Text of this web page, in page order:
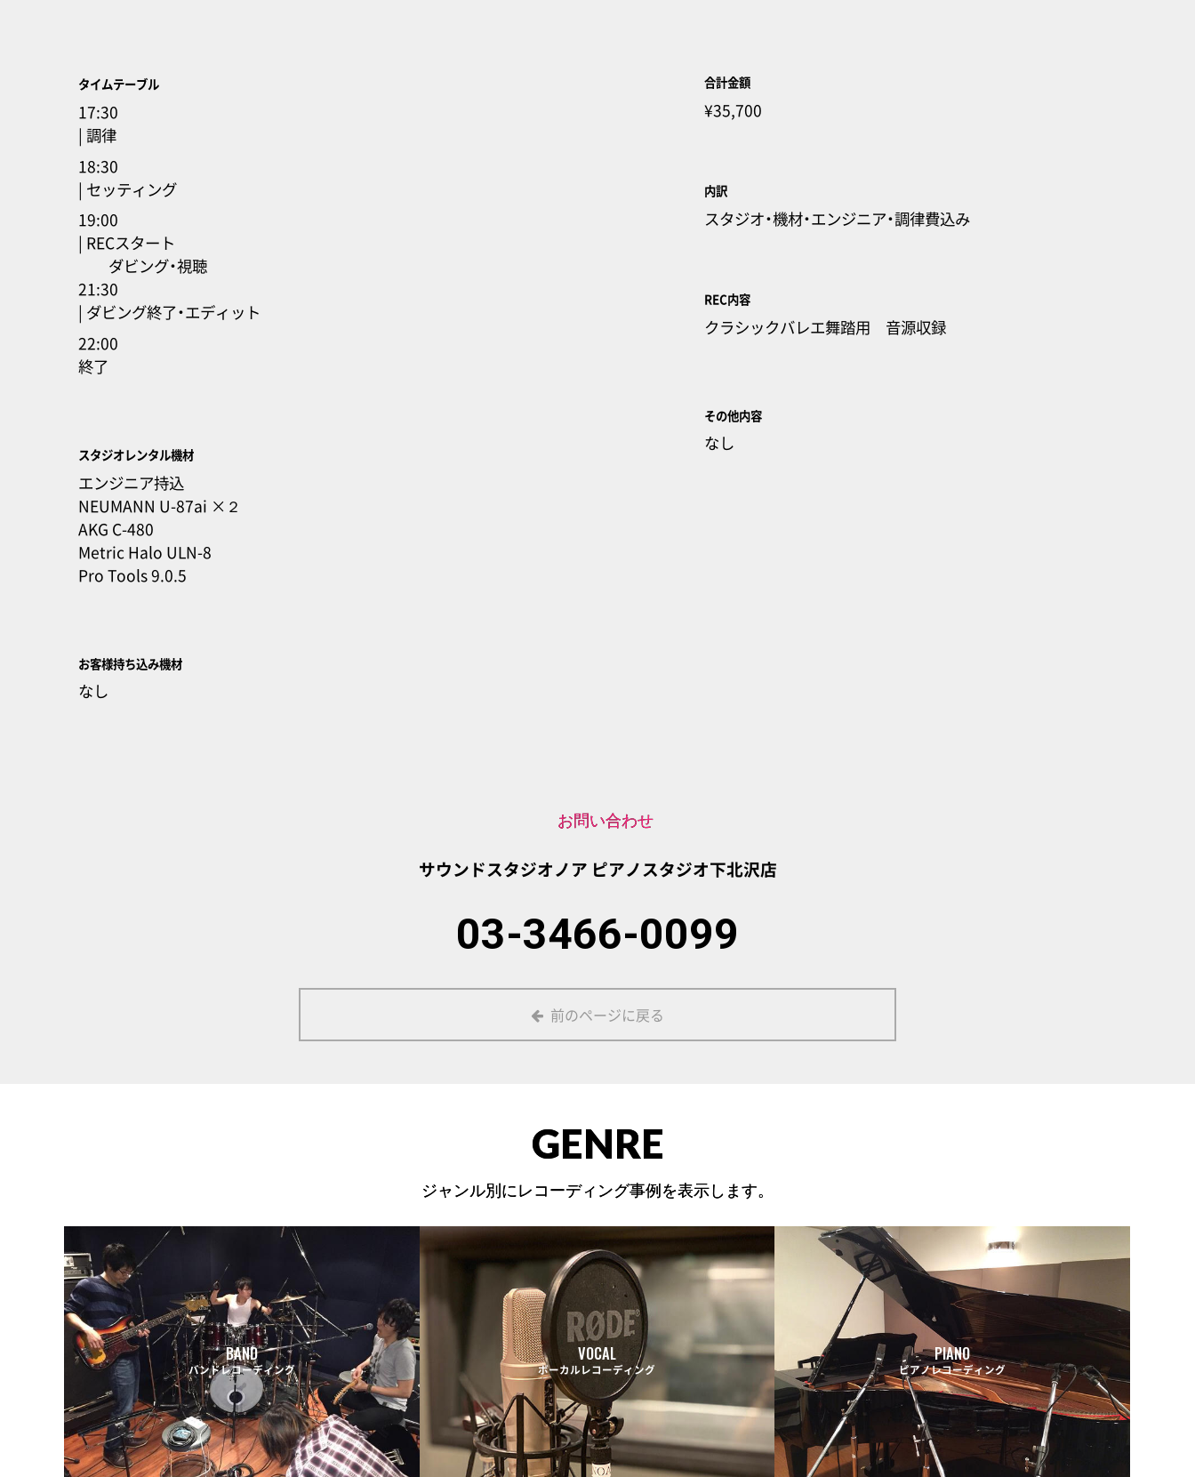
タイムテーブル
17:30
| 調律
18:30
| セッティング
19:00
| RECスタート
ダビング・視聴
21:30
| ダビング終了・エディット
22:00
終了
スタジオレンタル機材
エンジニア持込
NEUMANN U-87ai ×２
AKG C-480
Metric Halo ULN-8
Pro Tools 9.0.5
お客様持ち込み機材
なし
合計金額
¥35,700
内訳
スタジオ・機材・エンジニア・調律費込み
REC内容
クラシックバレエ舞踏用 音源収録
その他内容
なし
お問い合わせ
サウンドスタジオノア ピアノスタジオ下北沢店
03-3466-0099
前のページに戻る
GENRE
ジャンル別にレコーディング事例を表示します。
BAND
バンドレコーディング
VOCAL
ボーカルレコーディング
PIANO
ピアノレコーディング